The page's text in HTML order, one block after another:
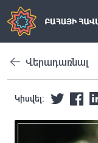
Վերադառնալ
Կիսվել: